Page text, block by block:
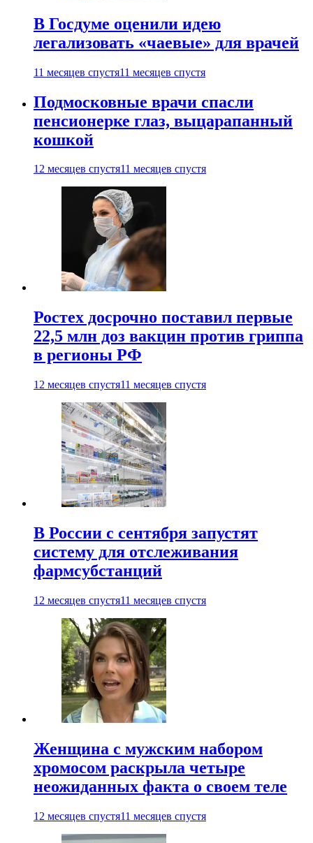
В Госдуме оценили идею
легализовать «чаевые» для врачей
11 месяцев спустя11 месяцев спустя
Подмосковные врачи спасли
пенсионерке глаз, выцарапанный
кошкой
12 месяцев спустя11 месяцев спустя
Ростех досрочно поставил первые
22,5 млн доз вакцин против гриппа
в регионы РФ
12 месяцев спустя11 месяцев спустя
В России с сентября запустят
систему для отслеживания
фармсубстанций
12 месяцев спустя11 месяцев спустя
Женщина с мужским набором
хромосом раскрыла четыре
неожиданных факта о своем теле
12 месяцев спустя11 месяцев спустя